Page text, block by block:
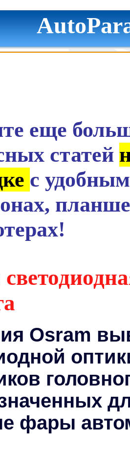
еще
статей
с
Osram
фары